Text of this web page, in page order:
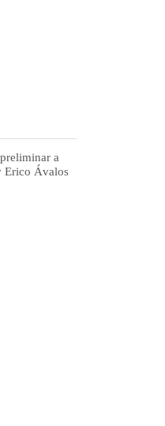
a
Erico Ávalos